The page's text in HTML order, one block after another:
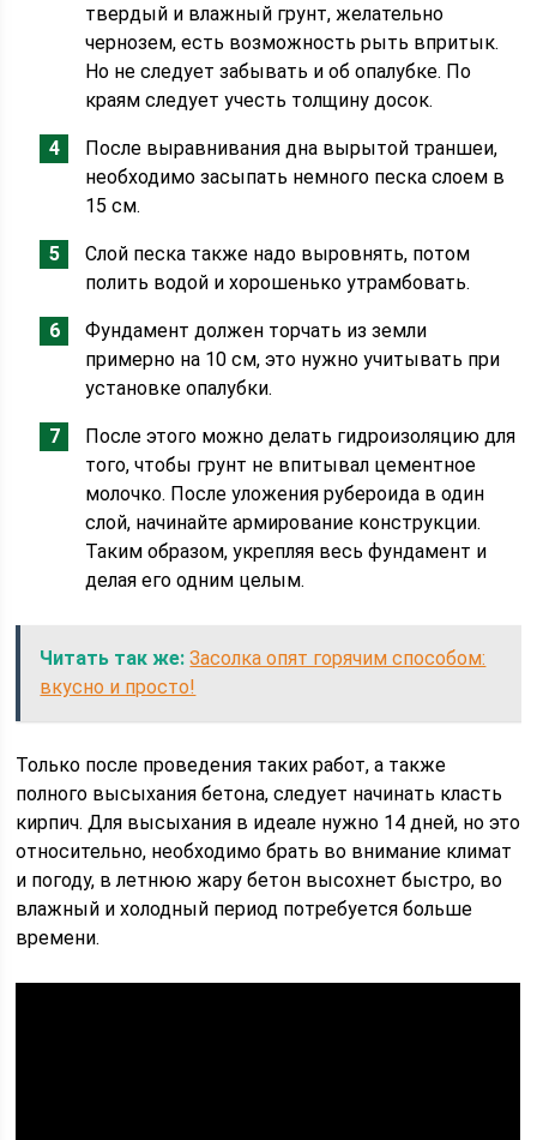
твердый и влажный грунт, желательно
чернозем, есть возможность рыть впритык.
Но не следует забывать и об опалубке. По
краям следует учесть толщину досок.
После выравнивания дна вырытой траншеи,
необходимо засыпать немного песка слоем в
15 см.
Слой песка также надо выровнять, потом
полить водой и хорошенько утрамбовать.
Фундамент должен торчать из земли
примерно на 10 см, это нужно учитывать при
установке опалубки.
После этого можно делать гидроизоляцию для
того, чтобы грунт не впитывал цементное
молочко. После уложения рубероида в один
слой, начинайте армирование конструкции.
Таким образом, укрепляя весь фундамент и
делая его одним целым.
Читать так же: Засолка опят горячим способом:
вкусно и просто!
Только после проведения таких работ, а также
полного высыхания бетона, следует начинать класть
кирпич. Для высыхания в идеале нужно 14 дней, но это
относительно, необходимо брать во внимание климат
и погоду, в летнюю жару бетон высохнет быстро, во
влажный и холодный период потребуется больше
времени.